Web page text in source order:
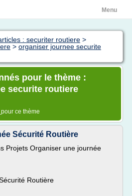
Menu
: securiter routiere >
> organiser journee securite
pour le thème :
securite routiere
pour ce thème
Sécurité Routière
Projets Organiser une journée
Routière